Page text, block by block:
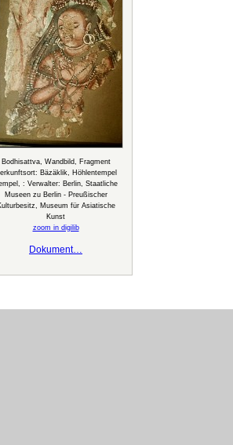
Bodhisattva, Wandbild, Fragment
Bäzäklik, Höhlentempel
: Verwalter: Berlin, Staatliche
Museen zu Berlin - Preußischer
Museum für Asiatische
Kunst
zoom in digilib
Dokument…